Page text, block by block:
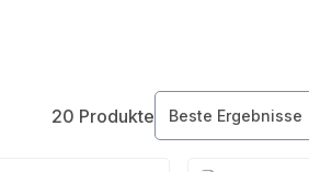
20 Produkte